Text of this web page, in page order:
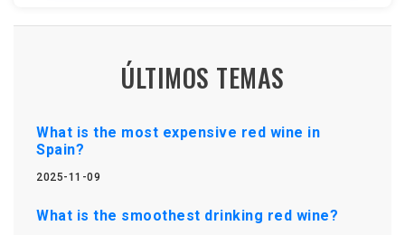
ÚLTIMOS TEMAS
What is the most expensive red wine in
Spain?
2025-11-09
What is the smoothest drinking red wine?